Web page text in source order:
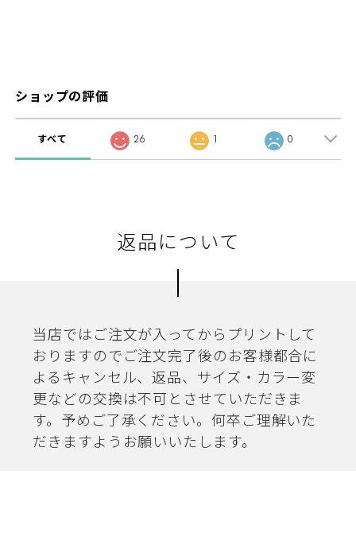
ショップの評価
すべて 26 1 0
返品について
当店ではご注文が入ってからプリントして
おりますのでご注文完了後のお客様都合に
よるキャンセル、返品、サイズ・カラー変
更などの交換は不可とさせていただきま
す。予めご了承ください。何卒ご理解いた
だきますようお願いいたします。